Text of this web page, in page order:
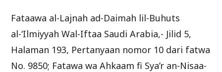
Fataawa al-Lajnah ad-Daimah lil-Buhuts
al-‘Ilmiyyah Wal-Iftaa Saudi Arabia,- Jilid 5,
Halaman 193, Pertanyaan nomor 10 dari fatwa
No. 9850; Fatawa wa Ahkaam fi Sya’r an-Nisaa-